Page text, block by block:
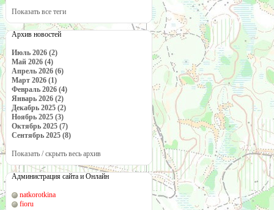
Показать все теги
Архив новостей
Июль 2026 (2)
Май 2026 (4)
Апрель 2026 (6)
Март 2026 (1)
Февраль 2026 (4)
Январь 2026 (2)
Декабрь 2025 (2)
Ноябрь 2025 (3)
Октябрь 2025 (7)
Сентябрь 2025 (8)
Показать / скрыть весь архив
Администрация сайта и Онлайн
natkorotkina
fioru